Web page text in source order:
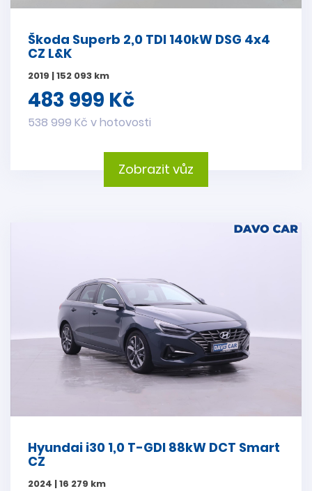
Škoda Superb 2,0 TDI 140kW DSG 4x4
CZ L&K
2019 | 152 093 km
483 999 Kč
538 999 Kč v hotovosti
Zobrazit vůz
Hyundai i30 1,0 T-GDI 88kW DCT Smart
CZ
2024 | 16 279 km